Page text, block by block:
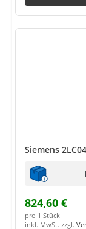
Siemens
824,60 €
pro 1 Stück
inkl. MwSt. zzgl.